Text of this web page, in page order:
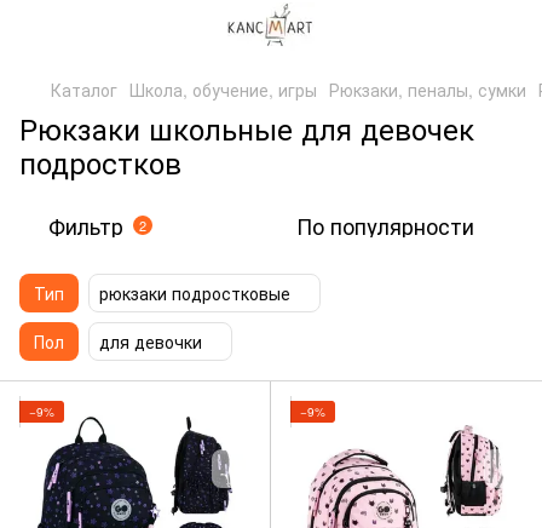
Каталог Школа, обучение, игры Рюкзаки, пеналы, сумки
Рюкзаки школьные для девочек
подростков
Фильтр 2 По популярности
Тип
рюкзаки подростковые
Пол
для девочки
−9% −9%